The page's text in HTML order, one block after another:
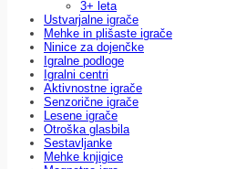
3+ leta
Ustvarjalne igrače
Mehke in plišaste igrače
Ninice za dojenčke
Igralne podloge
Igralni centri
Aktivnostne igrače
Senzorične igrače
Lesene igrače
Otroška glasbila
Sestavljanke
Mehke knjigice